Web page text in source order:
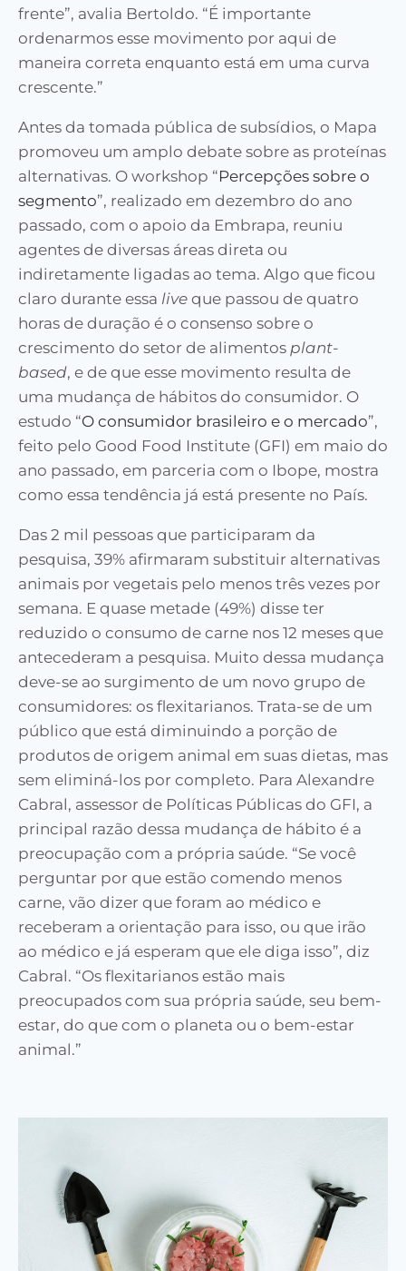
frente”, avalia Bertoldo. “É importante
ordenarmos esse movimento por aqui de
maneira correta enquanto está em uma curva
crescente.”
Antes da tomada pública de subsídios, o Mapa
promoveu um amplo debate sobre as proteínas
alternativas. O workshop “Percepções sobre o
segmento”, realizado em dezembro do ano
passado, com o apoio da Embrapa, reuniu
agentes de diversas áreas direta ou
indiretamente ligadas ao tema. Algo que ficou
claro durante essa live que passou de quatro
horas de duração é o consenso sobre o
crescimento do setor de alimentos plant-
based, e de que esse movimento resulta de
uma mudança de hábitos do consumidor. O
estudo “O consumidor brasileiro e o mercado”,
feito pelo Good Food Institute (GFI) em maio do
ano passado, em parceria com o Ibope, mostra
como essa tendência já está presente no País.
Das 2 mil pessoas que participaram da
pesquisa, 39% afirmaram substituir alternativas
animais por vegetais pelo menos três vezes por
semana. E quase metade (49%) disse ter
reduzido o consumo de carne nos 12 meses que
antecederam a pesquisa. Muito dessa mudança
deve-se ao surgimento de um novo grupo de
consumidores: os flexitarianos. Trata-se de um
público que está diminuindo a porção de
produtos de origem animal em suas dietas, mas
sem eliminá-los por completo. Para Alexandre
Cabral, assessor de Políticas Públicas do GFI, a
principal razão dessa mudança de hábito é a
preocupação com a própria saúde. “Se você
perguntar por que estão comendo menos
carne, vão dizer que foram ao médico e
receberam a orientação para isso, ou que irão
ao médico e já esperam que ele diga isso”, diz
Cabral. “Os flexitarianos estão mais
preocupados com sua própria saúde, seu bem-
estar, do que com o planeta ou o bem-estar
animal.”